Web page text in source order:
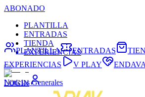
ABONADO
PLANTILLA
ENTRADAS
TIENDA
EXPERIENCIAS
LOGIN
PLANTILLA ENTRADAS
EXPERIENCIAS
V PLAY
Noticias Generales